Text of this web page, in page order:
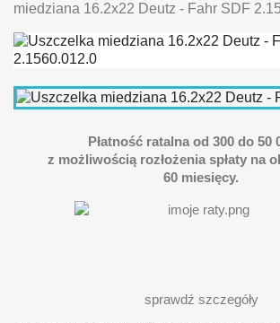
miedziana 16.2x22 Deutz - Fahr SDF
Płatność ratalna od 300 do 50
z możliwością rozłożenia spłaty na
60 miesięcy.
sprawdź szczegóły